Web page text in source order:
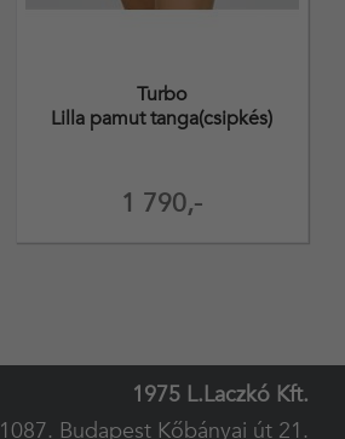
1 790,-
Turbo
Lilla pamut tanga(csipkés)
1975 L.Laczkó Kft.
1087. Budapest Kőbányai út 21.